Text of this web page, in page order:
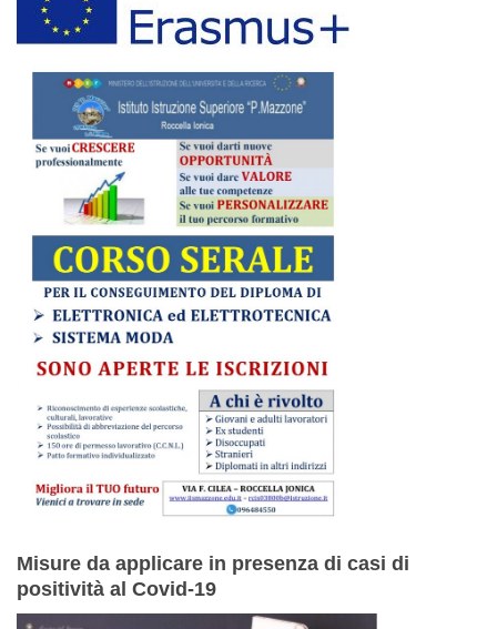
Misure da applicare in presenza di casi di
positività al Covid-19